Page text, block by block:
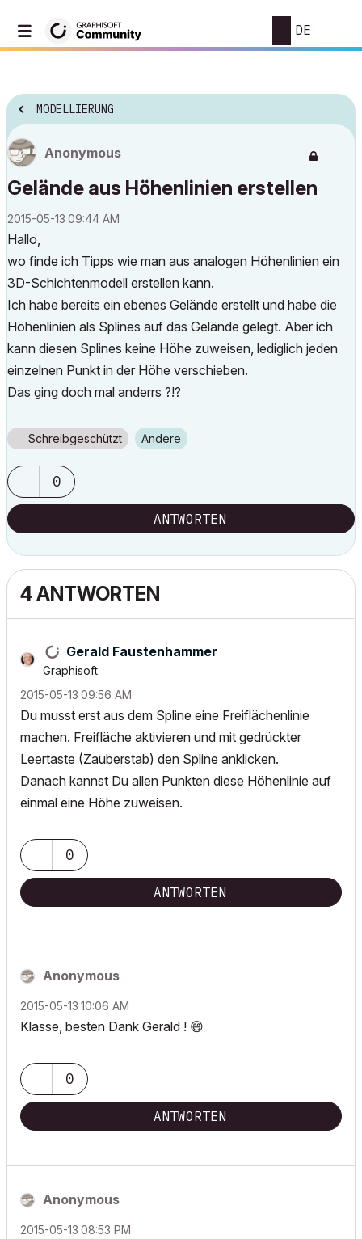
DE
MODELLIERUNG
Anonymous
Gelände aus Höhenlinien erstellen
‎2015-05-13 09:44 AM
Hallo,
wo finde ich Tipps wie man aus analogen Höhenlinien ein
3D-Schichtenmodell erstellen kann.
Ich habe bereits ein ebenes Gelände erstellt und habe die
Höhenlinien als Splines auf das Gelände gelegt. Aber ich
kann diesen Splines keine Höhe zuweisen, lediglich jeden
einzelnen Punkt in der Höhe verschieben.
Das ging doch mal anderrs ?!?
Schreibgeschützt Andere
0
ANTWORTEN
4 ANTWORTEN
Gerald Faustenhammer
Graphisoft
‎2015-05-13 09:56 AM
Du musst erst aus dem Spline eine Freiflächenlinie
machen. Freifläche aktivieren und mit gedrückter
Leertaste (Zauberstab) den Spline anklicken.
Danach kannst Du allen Punkten diese Höhenlinie auf
einmal eine Höhe zuweisen.
0
ANTWORTEN
Anonymous
‎2015-05-13 10:06 AM
Klasse, besten Dank Gerald ! 😄
0
ANTWORTEN
Anonymous
‎2015-05-13 08:53 PM